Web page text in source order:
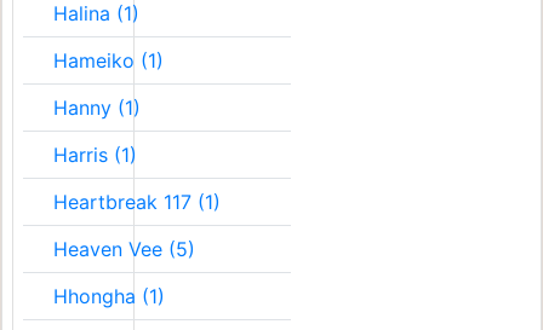
Halina (1)
Hameiko (1)
Hanny (1)
Harris (1)
Heartbreak 117 (1)
Heaven Vee (5)
Hhongha (1)